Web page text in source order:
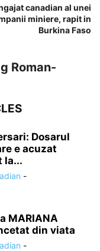
canadian al unei
miniere, rapit in
Burkina Faso
Roman-
Dosarul
e acuzat
la...
-
MARIANA
din viata
-